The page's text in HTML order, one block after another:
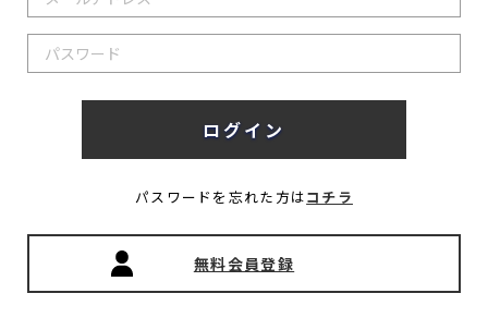
パスワードを忘れた方はコチラ
無料会員登録